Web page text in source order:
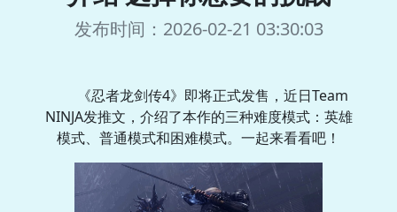
发布时间：2026-02-21 03:30:03
《忍者龙剑传4》即将正式发售，近日Team
NINJA发推文，介绍了本作的三种难度模式：英雄
模式、普通模式和困难模式。一起来看看吧！